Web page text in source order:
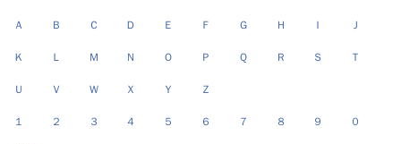
Ａ Ｂ Ｃ Ｄ Ｅ Ｆ Ｇ Ｈ Ｉ Ｊ
Ｋ Ｌ Ｍ Ｎ Ｏ Ｐ Ｑ Ｒ Ｓ Ｔ
Ｕ Ｖ Ｗ Ｘ Ｙ Ｚ
１ ２ ３ ４ ５ ６ ７ ８ ９ ０